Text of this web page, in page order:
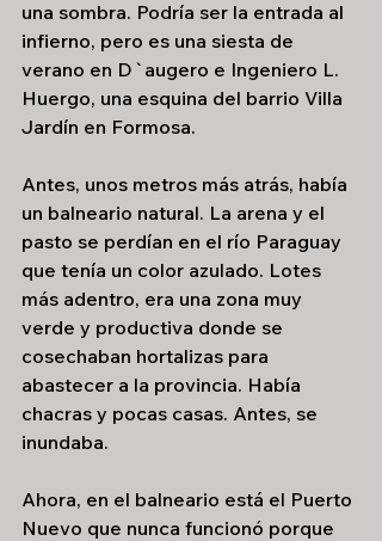
una sombra. Podría ser la entrada al
infierno, pero es una siesta de
verano en D`augero e Ingeniero L.
Huergo, una esquina del barrio Villa
Jardín en Formosa.
Antes, unos metros más atrás, había
un balneario natural. La arena y el
pasto se perdían en el río Paraguay
que tenía un color azulado. Lotes
más adentro, era una zona muy
verde y productiva donde se
cosechaban hortalizas para
abastecer a la provincia. Había
chacras y pocas casas. Antes, se
inundaba.
Ahora, en el balneario está el Puerto
Nuevo que nunca funcionó porque